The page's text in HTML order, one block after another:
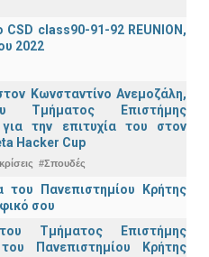
class90-91-92 REUNION,
2022
Κωνσταντίνο Ανεμοζάλη,
Τμήματος Επιστήμης
την επιτυχία του στον
Hacker Cup
#Σπουδές
του Πανεπιστημίου Κρήτης
σου
Τμήματος Επιστήμης
Πανεπιστημίου Κρήτης